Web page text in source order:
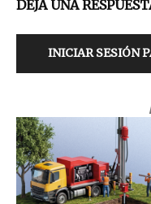
DEJA UNA
INICIAR SESIÓN